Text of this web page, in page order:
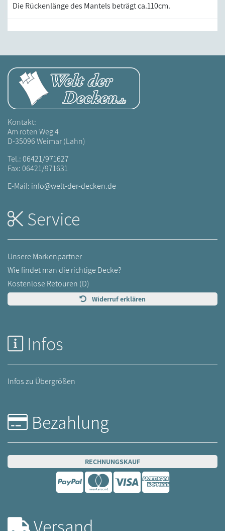
Die Rückenlänge des Mantels beträgt ca.110cm.
Kontakt:
Am roten Weg 4
D-35096 Weimar (Lahn)
Tel.:06421/971627
Fax: 06421/971631
E-Mail: info@welt-der-decken.de
Service
Unsere Markenpartner
Wie findet man die richtige Decke?
Kostenlose Retouren (D)
Widerruf erklären
Infos
Infos zu Übergrößen
Bezahlung
RECHNUNGSKAUF